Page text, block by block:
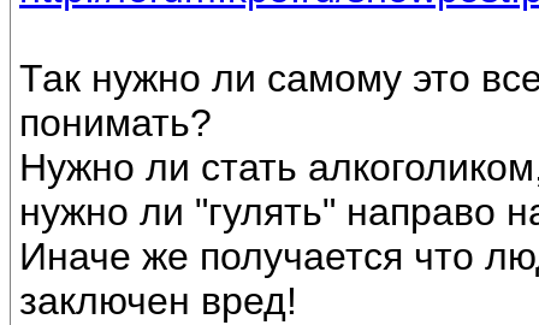
Так нужно ли самому это
понимать?
Нужно ли стать
нужно ли "гулять" направо
Иначе же получается что
заключен вред!